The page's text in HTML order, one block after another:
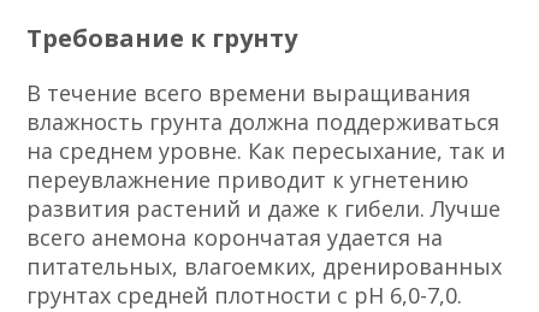
Требование к грунту
В течение всего времени выращивания
влажность грунта должна поддерживаться
на среднем уровне. Как пересыхание, так и
переувлажнение приводит к угнетению
развития растений и даже к гибели. Лучше
всего анемона корончатая удается на
питательных, влагоемких, дренированных
грунтах средней плотности с рН 6,0-7,0.